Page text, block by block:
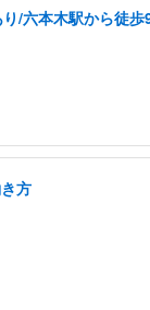
/六本木駅から徒歩
方